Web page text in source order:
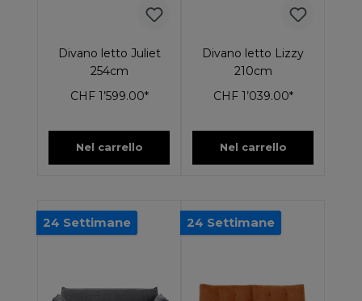
Divano letto Juliet
254cm
CHF 1’599.00*
Nel carrello
Divano letto Lizzy
210cm
CHF 1’039.00*
Nel carrello
24 Settimane 24 Settimane